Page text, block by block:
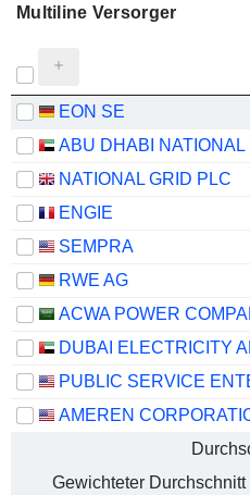
Multiline Versorger
EON SE
NATIONAL GRID PLC
ENGIE
SEMPRA
RWE AG
ACWA POWER
AMEREN
Gewichteter Durchschnitt